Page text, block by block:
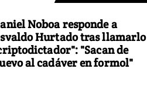
Noboa responde a
Hurtado tras llamarlo
"Sacan de
al cadáver en formol"